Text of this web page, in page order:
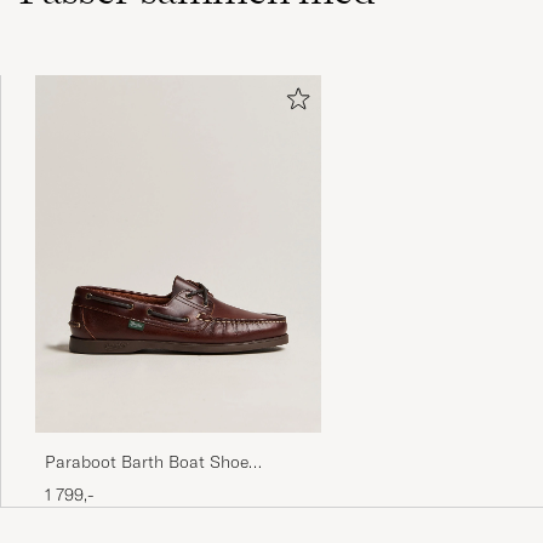
Meget bra passform og kvalitet😄
KØBTE PÅ CAREOFCARL.NO
Alles prima.
Perfekt för mig.
Paraboot Barth Boat Shoe
America
1 799,-